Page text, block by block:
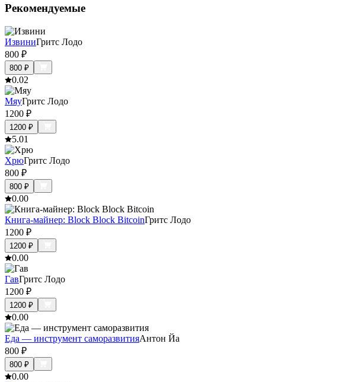
Рекомендуемые
ИзвиниГритс Лодо
800 ₽
800 ₽
0.02
МяуГритс Лодо
1200 ₽
1200 ₽
5.01
ХрюГритс Лодо
800 ₽
800 ₽
0.00
Книга-майнер: Block Block BitcoinГритс Лодо
1200 ₽
1200 ₽
0.00
ГавГритс Лодо
1200 ₽
1200 ₽
0.00
Еда — инструмент саморазвитияАнтон Йа
800 ₽
800 ₽
0.00